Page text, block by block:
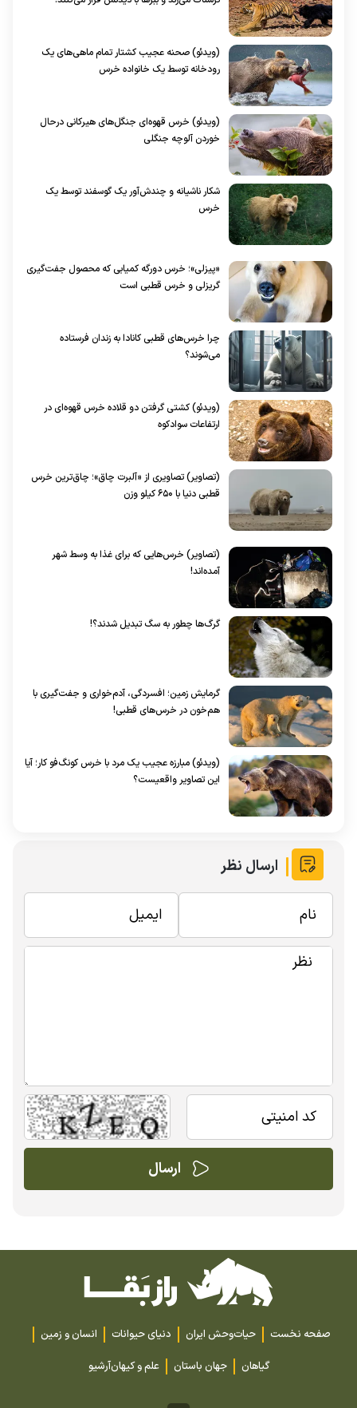
(ویدئو) صحنه عجیب کشتار تمام ماهی‌های یک
رودخانه توسط یک خانواده خرس
(ویدئو) خرس قهوه‌ای جنگل‌های هیرکانی درحال
خوردن آلوچه جنگلی
شکار ناشیانه و چندش‌آور یک گوسفند توسط یک
خرس
«پیزلی»؛ خرس دورگه کمیابی که محصول جفت‌گیری
گریزلی و خرس قطبی است
چرا خرس‌های قطبی کانادا به زندان فرستاده
می‌شوند؟
(ویدئو) کشتی گرفتن دو قلاده خرس قهوه‌ای در
ارتفاعات سوادکوه
(تصاویر) تصاویری از «آلبرت چاق»؛ چاق‌ترین خرس‌
قطبی دنیا با ۶۵۰ کیلو وزن
(تصاویر) خرس‌هایی که برای غذا به وسط شهر
آمده‌اند!
گرگ‌ها چطور به سگ تبدیل شدند؟!
گرمایش زمین؛ افسردگی، آدم‌خواری و جفت‌گیری با
هم‌خون در خرس‌های قطبی!
(ویدئو) مبارزه عجیب یک مرد با خرس کونگ‌فو کار؛ آیا
این تصاویر واقعیست؟
ارسال نظر
صفحه نخست حیات‌وحش ایران دنیای حیوانات
انسان و زمین
گیاهان
جهان باستان علم و کیهانآرشیو